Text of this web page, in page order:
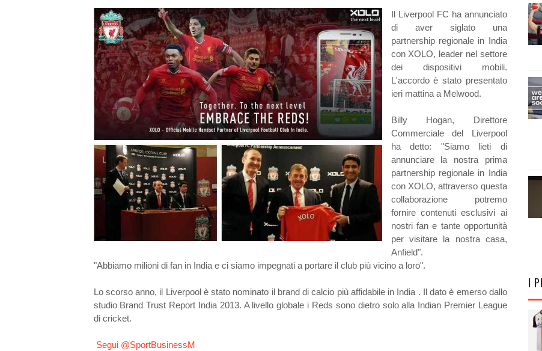
Il Liverpool FC ha annunciato
di aver siglato una
partnership regionale in India
con XOLO, leader nel settore
dei dispositivi mobili.
L'accordo è stato presentato
ieri mattina a Melwood.
Billy Hogan, Direttore
Commerciale del Liverpool
ha detto: "Siamo lieti di
annunciare la nostra prima
partnership regionale in India
con XOLO, attraverso questa
collaborazione potremo
fornire contenuti esclusivi ai
nostri fan e tante opportunità
per visitare la nostra casa,
Anfield".
"Abbiamo milioni di fan in India e ci siamo impegnati a portare il club più vicino a loro".
Lo scorso anno, il Liverpool è stato nominato il brand di calcio più affidabile in India . Il dato è emerso dallo
studio Brand Trust Report India 2013. A livello globale i Reds sono dietro solo alla Indian Premier League
di cricket.
Segui @SportBusinessM
I